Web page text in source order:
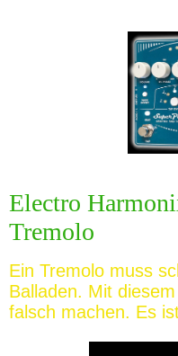
Electro
Tremolo
Ein Tremolo muss
Balladen. Mit
falsch machen. Es